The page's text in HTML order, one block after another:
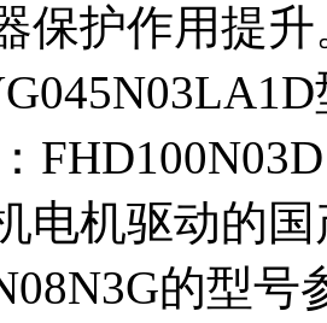
保护作用提升
电机驱动的
的型号